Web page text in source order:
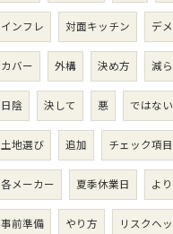
インフレ 対面キッチン デ
カバー 外構 決め方 減
日陰 決して 悪 ではない
土地選び 追加 チェック項目
各メーカー 夏季休業日 より
事前準備 やり方 リスクヘ